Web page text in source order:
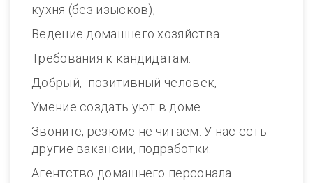
кухня (без изысков),
Ведение домашнего хозяйства.
Требования к кандидатам:
Добрый, позитивный человек,
Умение создать уют в доме.
Звоните, резюме не читаем. У нас есть
другие вакансии, подработки.
Агентство домашнего персонала